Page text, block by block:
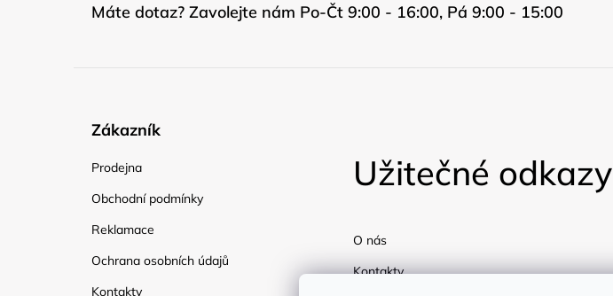
Máte dotaz? Zavolejte nám Po-Čt 9:00 - 16:00, Pá 9:00 - 15:00
Zákazník
Prodejna
Obchodní podmínky
Reklamace
Ochrana osobních údajů
Kontakty
Užitečné odkazy
O nás
Kontakty